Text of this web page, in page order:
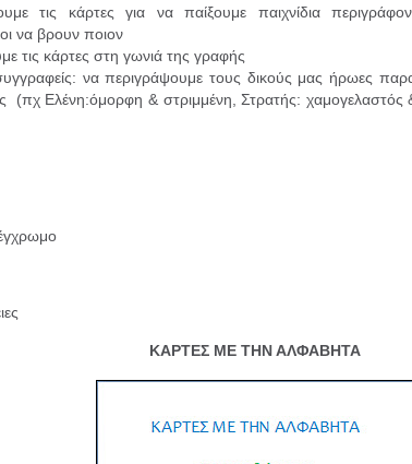
τις κάρτες για να παίξουμε παιχνίδια
να βρουν ποιον
τις κάρτες στη γωνιά της γραφής
να περιγράψουμε τους δικούς μας ήρωες
(πχ Ελένη:όμορφη & στριμμένη, Στρατής: χαμογελαστός
ΚΑΡΤΕΣ ΜΕ ΤΗΝ ΑΛΦΑΒΗΤΑ